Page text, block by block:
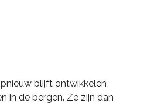
blijft ontwikkelen
in de bergen. Ze zijn dan